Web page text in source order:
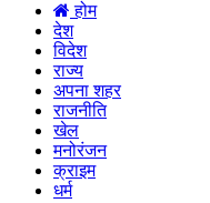
होम
देश
विदेश
राज्य
अपना शहर
राजनीति
खेल
मनोरंजन
क्राइम
धर्म